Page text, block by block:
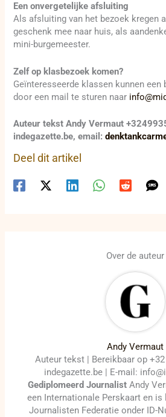
Een onvergetelijke afsluiting
Als afsluiting van het bezoek kregen
geschenk mee naar huis, als
mini-burgemeester.
Zelf op klasbezoek komen?
Geïnteresseerde klassen kunnen een
door een mail te sturen naar
Auteur tekst Andy Vermaut
indegazette.be, email:
Deel dit artikel
Over de auteur
Andy Vermaut
Auteur tekst | Bereikbaar op
indegazette.be | E-mail:
Gediplomeerd Journalist Andy
een Internationale Perskaart en is
Journalisten Federatie onder ID-